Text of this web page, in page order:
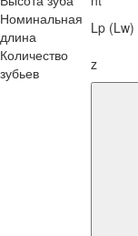
Номинальная
длина
Lp (Lw)
Количество
зубьев
z